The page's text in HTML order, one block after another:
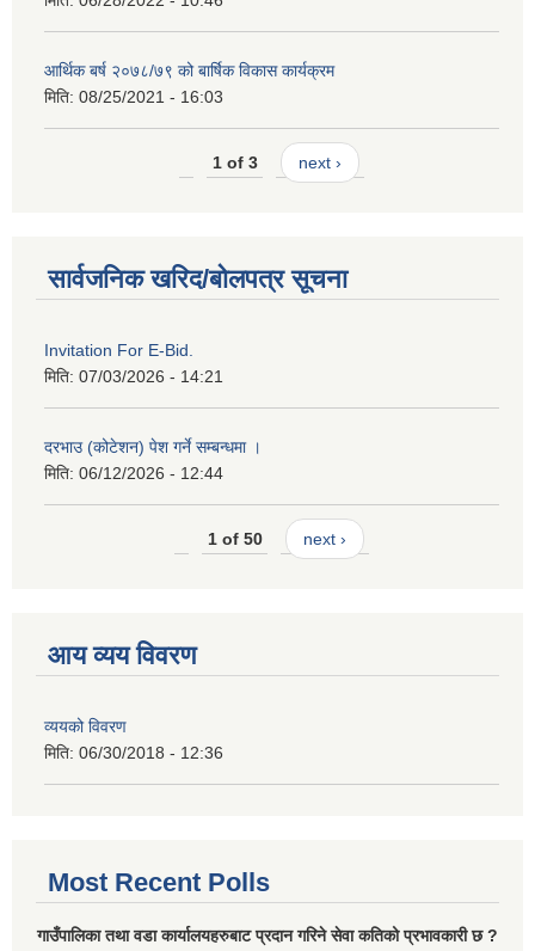
आर्थिक बर्ष २०७८/७९ को बार्षिक विकास कार्यक्रम
मिति: 08/25/2021 - 16:03
1 of 3 next ›
सार्वजनिक खरिद/बोलपत्र सूचना
Invitation For E-Bid.
मिति: 07/03/2026 - 14:21
दरभाउ (कोटेशन) पेश गर्ने सम्बन्धमा ।
मिति: 06/12/2026 - 12:44
1 of 50 next ›
आय व्यय विवरण
व्ययको विवरण
मिति: 06/30/2018 - 12:36
Most Recent Polls
गाउँपालिका तथा वडा कार्यालयहरुबाट प्रदान गरिने सेवा कतिको प्रभावकारी छ ?